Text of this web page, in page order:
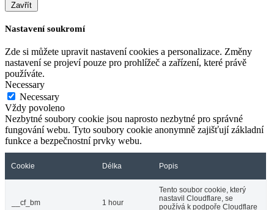
Zavřít
Nastavení soukromí
Zde si můžete upravit nastavení cookies a personalizace. Změny
nastavení se projeví pouze pro prohlížeč a zařízení, které právě
používáte.
Necessary
Necessary
Vždy povoleno
Nezbytné soubory cookie jsou naprosto nezbytné pro správné
fungování webu. Tyto soubory cookie anonymně zajišťují základní
funkce a bezpečnostní prvky webu.
Cookie Délka Popis
__cf_bm 1 hour
Tento soubor cookie, který
nastavil Cloudflare, se
používá k podpoře Cloudflare